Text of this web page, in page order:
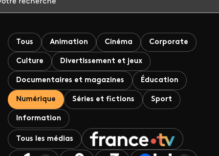
Tous Animation Cinéma Corporate
Culture Divertissement et jeux
Documentaires et magazines Éducation
Numérique Séries et fictions Sport
Information
Tous les médias